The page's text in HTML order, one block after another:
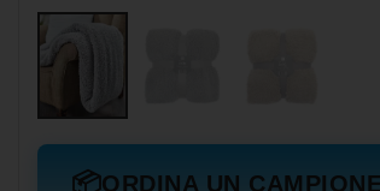
📦ORDINA UN